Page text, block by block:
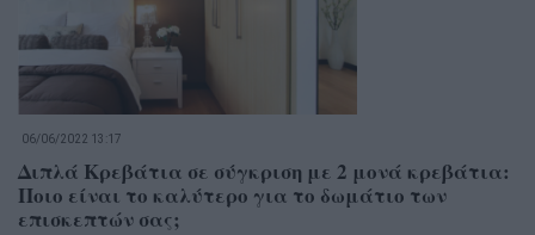
06/06/2022 13:17
Διπλά Κρεβάτια σε σύγκριση με 2 μονά κρεβάτια:
Ποιο είναι το καλύτερο για το δωμάτιο των
επισκεπτών σας;